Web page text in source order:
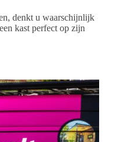
denkt u waarschijnlijk
kast perfect op zijn